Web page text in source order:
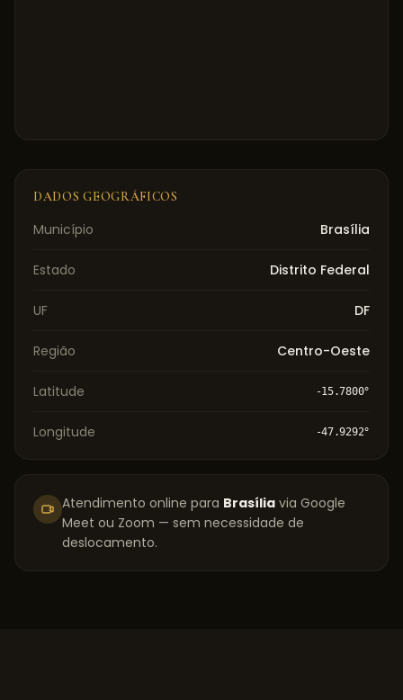
DADOS GEOGRÁFICOS
Município Brasília
Estado Distrito Federal
UF DF
Região Centro-Oeste
Latitude -15.7800°
Longitude -47.9292°
Atendimento online para Brasília via Google
Meet ou Zoom — sem necessidade de
deslocamento.